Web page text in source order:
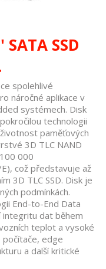
SSD
spolehlivé
náročné aplikace v
systémech. Disk
technologii
paměťových
3D TLC NAND
000
což představuje až
3D TLC SSD. Disk je
podmínkách.
End-to-End Data
integritu dat během
teplot a vysoké
edge
a další kritické